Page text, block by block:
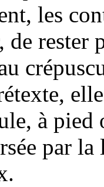
les
de rester
à pied
par